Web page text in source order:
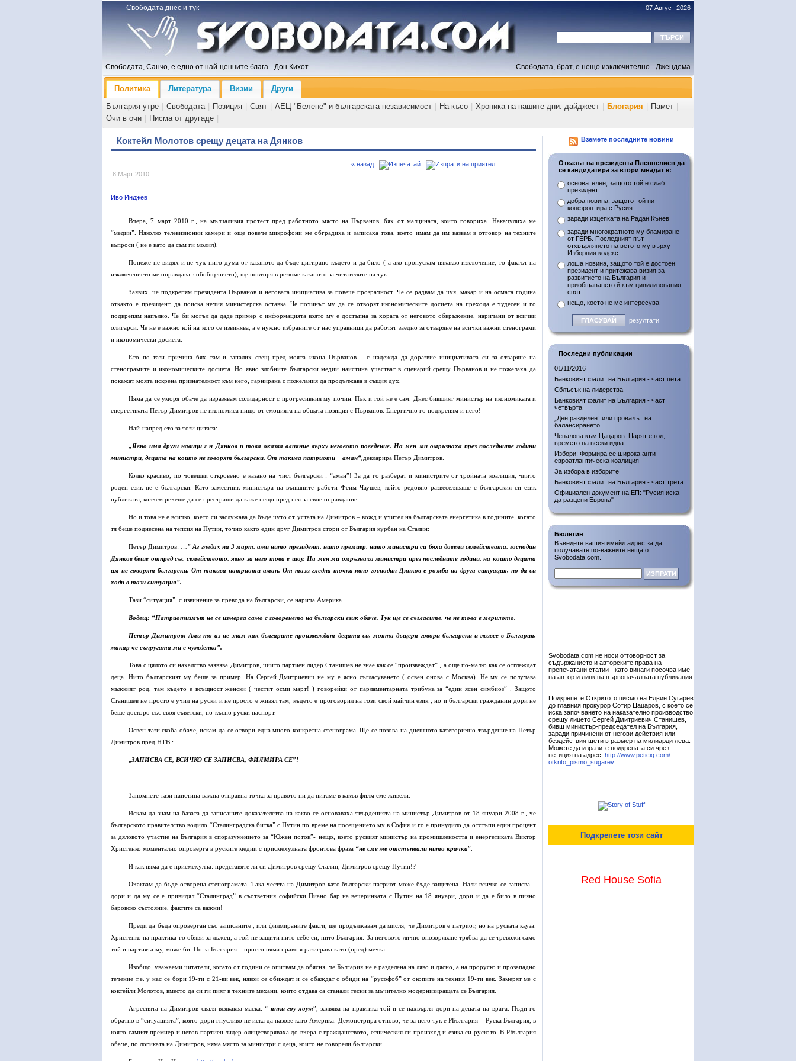
Свободата днес и тук 07 Август 2026
Свободата, Санчо, е едно от най-ценните блага - Дон Кихот Свободата, брат, е нещо изключително - Джендема
Политика Литература Визии
Други
България утре
Свободата Позиция Свят АЕЦ "Белене" и българската независимост На късо Хроника на нашите дни: дайджест Блогария Памет
Очи в очи
Писма от другаде
Коктейл Молотов срещу децата на Дянков
8 Март 2010
« назад
Иво Инджев
Вчера, 7 март 2010 г., на мълчаливия протест пред работното място на Първанов, бях от малцината, които говориха. Накачулиха ме
“медии”. Няколко телевизионни камери и още повече микрофони ме обградиха и записаха това, което имам да им казвам в отговор на техните
въпроси ( не е като да съм ги молил).
Понеже не видях и не чух нито дума от казаното да бъде цитирано където и да било ( а ако пропускам някакво изключение, то фактът на
изключението ме оправдава з обобщението), ще повторя в резюме казаното за читателите на тук.
Заявих, че подкрепям президента Първанов и неговата инициатива за повече прозрачност. Че се радвам да чуя, макар и на осмата година
откакто е президент, да поиска нечия министерска оставка. Че починът му да се отворят икономическите досиета на прехода е чудесен и го
подкрепям напълно. Че би могъл да даде пример с информацията която му е достъпна за хората от неговото обкръжение, наричани от всички
олигарси. Че не е важно кой на кого се извинява, а е нужно избраните от нас управници да работят заедно за отваряне на всички важни стенограми
и икономически досиета.
Ето по тази причина бях там и запалих свещ пред моята икона Първанов – с надежда да доразвие инициативата си за отваряне на
стенограмите и икономическите досиета. Но явно злобните български медии наистина участват в сценарий срещу Първанов и не пожелаха да
покажат моята искрена признателност към него, гарнирана с пожелания да продължава в същия дух.
Няма да се уморя обаче да изразявам солидарност с прогресивния му почин. Пък и той не е сам. Днес бившият министър на икономиката и
енергетиката Петър Димитров не икономиса нищо от емоцията на общата позиция с Първанов. Енергично го подкрепям и него!
Най-напред ето за този цитата:
„Явно има други навици г-н Дянков и това оказва влияние върху неговото поведение. На мен ми омръзнаха през последните години
министри, децата на които не говорят български. От такива патриоти – аман“,декларира Петър Димитров.
Колко красиво, по човешки откровено е казано на чист български : “аман”! За да го разберат и министрите от тройната коалиция, чиито
роден език не е български. Като заместник министъра на външните работи Феим Чаушев, който редовно развеселяваше с българския си език
публиката, колчем речеше да се престраши да каже нещо пред нея за свое оправдание
Но и това не е всичко, което си заслужава да бъде чуто от устата на Димитров – вожд и учител на българската енергетика в годините, когато
тя беше поднесена на тепсия на Путин, точно както един друг Димитров стори от България курбан на Сталин:
Петър Димитров: … ” Аз гледах на 3 март, ами нито президент, нито премиер, нито министри си бяха довели семействата, господин
Дянков беше отпред със семейството, явно за него това е шоу. На мен ми омръзнаха министри през последните години, на които децата
им не говорят български. От такива патриоти аман. От тази гледна точка явно господин Дянков е рожба на друга ситуация, но да си
ходи в тази ситуация”.
Тази “ситуация”, с извинение за превода на български, се нарича Америка.
Водещ: “Патриотизмът не се измерва само с говоренето на български език обаче. Тук ще се съгласите, че не това е мерилото.
Петър Димитров: Ами то аз не знам как българите произвеждат децата си, моята дъщеря говори български и живее в България,
макар че съпругата ми е чужденка”.
Това с цялото си нахалство заявява Димитров, чиито партиен лидер Станишев не знае как се “произвеждат” , а още по-малко как се отглеждат
деца. Нито българският му беше за пример. На Сергей Дмитриевич не му е ясно съгласуването ( освен онова с Москва). Не му се получава
мъжкият род, там където е всъщност женски ( честит осми март! ) говорейки от парламентарната трибуна за “един ясен симбиоз” . Защото
Станишев не просто е учил на руски и не просто е живял там, където е проговорил на този свой майчин език , но и български гражданин дори не
беше доскоро със своя съветски, по-късно руски паспорт.
Освен тази скоба обаче, искам да се отвори една много конкретна стенограма. Ще се позова на днешното категорично твърдение на Петър
Димитров пред НТВ :
ЗАПИСВА СЕ, ВСИЧКО СЕ ЗАПИСВА, ФИЛМИРА СЕ”!
Запомнете тази наистина важна отправна точка за правото ни да питаме в какъв филм сме живели.
Искам да знам на базата да записаните доказателства на какво се основаваха твърденията на министър Димитров от 18 януари 2008 г., че
българското правителство водило “Сталинградска битка” с Путин по време на посещението му в София и го е принудило да отстъпи един процент
за дяловото участие на България в споразумението за “Южен поток”- нещо, което руският министър на промишлеността и енергетиката Виктор
Христенко моментално опроверга в руските медии с присмехулната фронтова фраза “не сме ме отстъпвали нито крачка”.
И как няма да е присмехулна: представяте ли си Димитров срещу Сталин, Димитров срещу Путин!?
Очаквам да бъде отворена стенограмата. Така честта на Димитров като български патриот може бъде защитена. Нали всичко се записва –
дори и да му се е привидял “Сталинград” в съответния софийски Пиано бар на вечеринката с Путин на 18 януари, дори и да е било в пияно
баровско състояние, фактите са важни!
Преди да бъда опроверган със записаните , или филмираните факти, ще продължавам да мисля, че Димитров е патриот, но на руската кауза.
Христенко на практика го обяви за лъжец, а той не защити нито себе си, нито България. За неговото лично опозоряване трябва да се тревожи само
той и партията му, може би. Но за България – просто няма право я разиграва като (пред) мечка.
Изобщо, уважаеми читатели, когато от години се опитвам да обясня, че България не е разделена на ляво и дясно, а на проруско и прозападно
течение т.е. у нас се бори 19-ти с 21-ви век, някои се обиждат и се обаждат с обиди на “русофоб” от окопите на техния 19-ти век. Замерят ме с
коктейли Молотов, вместо да си ги пият в техните механи, които отдава са станали тесни за мъчително модернизиращата се България.
Агресията на Димитров сваля всякаква маска: “ янки гоу хоум”, заявява на практика той и се нахвърля дори на децата на врага. Пъди го
обратно в “ситуацията”, която дори гнусливо не иска да назове като Америка. Демонстрира отново, че за него тук е РБългария – Руска България, в
която самият премиер и негов партиен лидер олицетворяваха до вчера с гражданството, етническия си произход и езика си руското. В РБългария
обаче, по логиката на Димитров, няма място за министри с деца, които не говорели български.
Вземете последните новини
Отказът на президента Плевнелиев да
се кандидатира за втори мнадат е:
основателен, защото той е слаб
президент
добра новина, защото той ни
конфронтира с Русия
заради изцепката на Радан Кънев
заради многократното му бламиране
от ГЕРБ. Последният път -
отхвърлянето на ветото му върху
Изборния кодекс
лоша новина, защото той е достоен
президент и притежава визия за
развитието на България и
приобщаването й към цивилизования
свят
нещо, което не ме интересува
резултати
Последни публикации
01/11/2016
Банковият фалит на България - част пета
Сблъсък на лидерства
Банковият фалит на България - част
четвърта
„Ден разделен“ или провалът на
балансирането
Ченалова към Цацаров: Царят е гол,
времето на всеки идва
Избори: Формира се широка анти
евроатлантическа коалиция
За избора в изборите
Банковият фалит на България - част трета
Официален документ на ЕП: "Русия иска
да разцепи Европа"
Бюлетин
Въведете вашия имейл адрес за да
получавате по-важните неща от
Svobodata.com.
Svobodata.com не носи отговорност за
съдържанието и авторските права на
препечатани статии - като винаги посочва име
на автор и линк на първоначалната публикация.
Подкрепете Откритото писмо на Едвин Сугарев
до главния прокурор Сотир Цацаров, с което се
иска започването на наказателно производство
срещу лицето Сергей Дмитриевич Станишев,
бивш министър-председател на България,
заради причинени от негови действия или
бездействия щети в размер на милиарди лева.
Можете да изразите подкрепата си чрез
петиция на адрес: http://www.peticiq.com/
otkrito_pismo_sugarev
Подкрепете този сайт
Red House Sofia